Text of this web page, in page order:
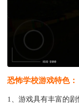
恐怖学校游戏特色：
1、游戏具有丰富的